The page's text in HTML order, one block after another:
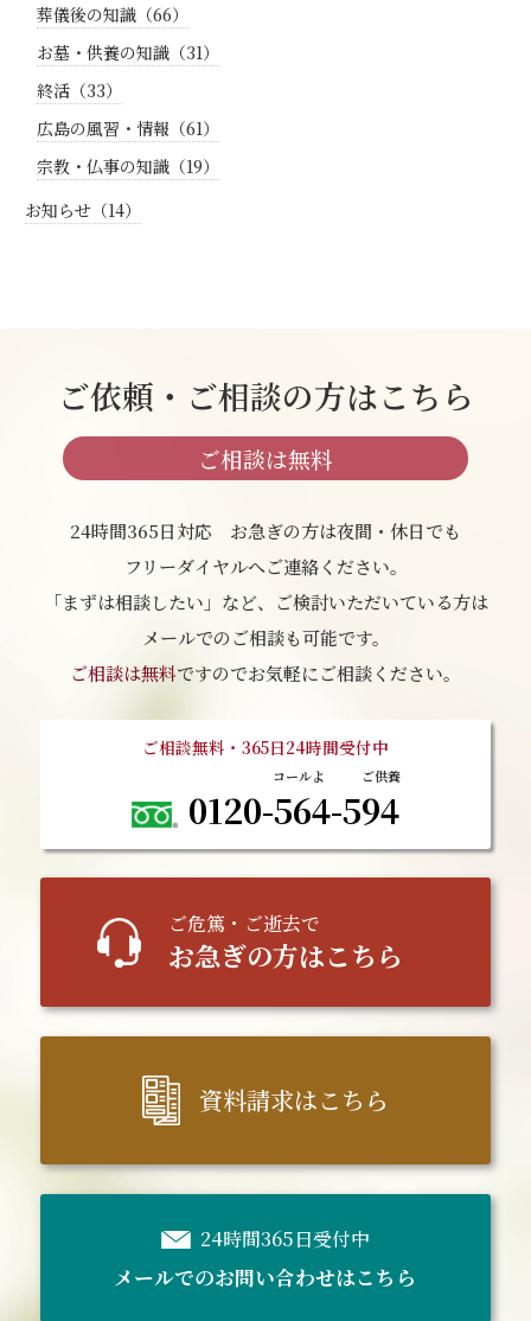
葬儀後の知識（66）
お墓・供養の知識（31）
終活（33）
広島の風習・情報（61）
宗教・仏事の知識（19）
お知らせ（14）
ご依頼・ご相談の方はこちら
ご相談は無料
24時間365日対応 お急ぎの方は夜間・休日でも
フリーダイヤルへご連絡ください。
「まずは相談したい」など、ご検討いただいている方は
メールでのご相談も可能です。
ご相談は無料ですのでお気軽にご相談ください。
ご相談無料・365日24時間受付中
0120-564-594
ご危篤 ・ご逝去で
お急ぎの方はこちら
資料請求はこちら
24時間365日受付中
メールでのお問い合わせはこちら